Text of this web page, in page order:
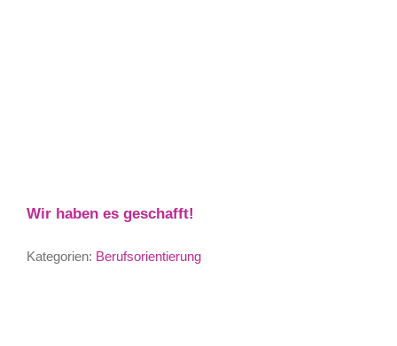
Wir haben es geschafft!
Kategorien: Berufsorientierung